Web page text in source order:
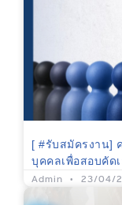
[ #รับสมัครงาน]
บุคคลเพื่อสอบคัด
Admin 23/04/